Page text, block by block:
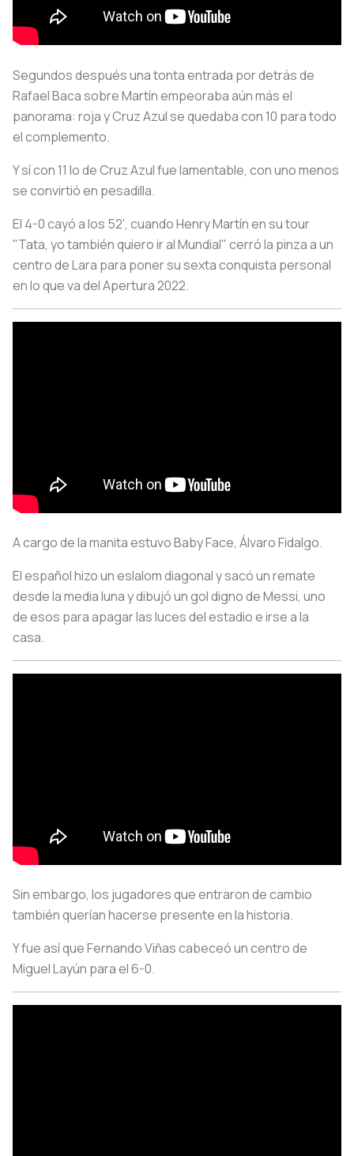
Segundos después una tonta entrada por detrás de
Rafael Baca sobre Martín empeoraba aún más el
panorama: roja y Cruz Azul se quedaba con 10 para todo
el complemento.
Y sí con 11 lo de Cruz Azul fue lamentable, con uno menos
se convirtió en pesadilla.
El 4-0 cayó a los 52', cuando Henry Martín en su tour
"Tata, yo también quiero ir al Mundial" cerró la pinza a un
centro de Lara para poner su sexta conquista personal
en lo que va del Apertura 2022.
A cargo de la manita estuvo Baby Face, Álvaro Fidalgo.
El español hizo un eslalom diagonal y sacó un remate
desde la media luna y dibujó un gol digno de Messi, uno
de esos para apagar las luces del estadio e irse a la
casa.
Sin embargo, los jugadores que entraron de cambio
también querían hacerse presente en la historia.
Y fue así que Fernando Viñas cabeceó un centro de
Miguel Layún para el 6-0.